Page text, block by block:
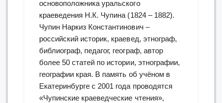
основоположника уральского
краеведения Н.К. Чупина (1824 – 1882).
Чупин Наркиз Константинович –
российский историк, краевед, этнограф,
библиограф, педагог, географ, автор
более 50 статей по истории, этнографии,
географии края. В память об учёном в
Екатеринбурге с 2001 года проводятся
«Чупинские краеведческие чтения»,